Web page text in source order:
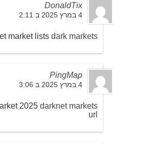
DonaldTix
4 במרץ 2025 ב 2:11
market lists dark markets
PingMap
4 במרץ 2025 ב 3:06
2025 darknet markets
url